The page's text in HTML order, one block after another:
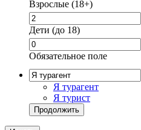
Взрослые (18+)
Дети (до 18)
Обязательное поле
Я турагент
Я турист
Продолжить